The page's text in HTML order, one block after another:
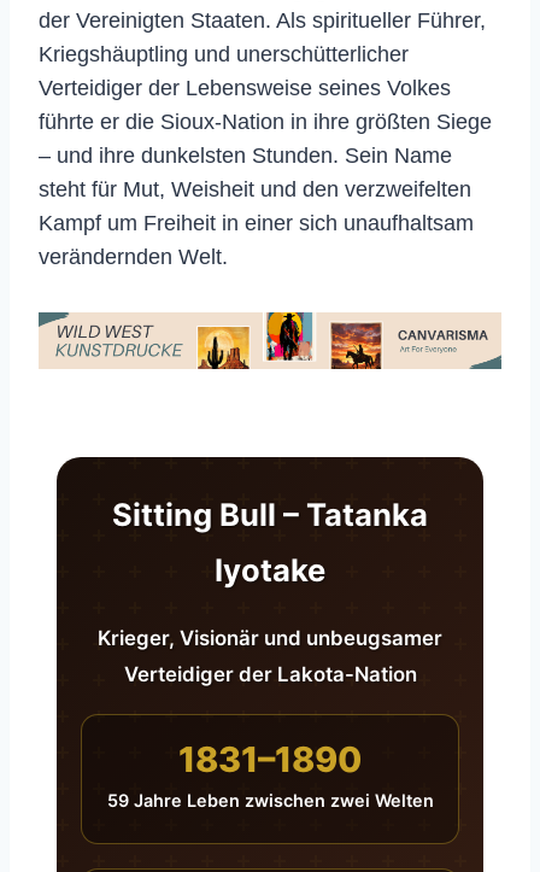
der Vereinigten Staaten. Als spiritueller Führer,
Kriegshäuptling und unerschütterlicher
Verteidiger der Lebensweise seines Volkes
führte er die Sioux-Nation in ihre größten Siege
– und ihre dunkelsten Stunden. Sein Name
steht für Mut, Weisheit und den verzweifelten
Kampf um Freiheit in einer sich unaufhaltsam
verändernden Welt.
Sitting Bull – Tatanka
Iyotake
Krieger, Visionär und unbeugsamer
Verteidiger der Lakota-Nation
1831–1890
59 Jahre Leben zwischen zwei Welten